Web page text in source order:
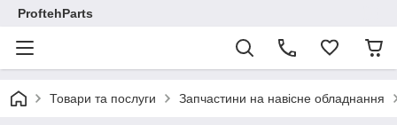
ProftehParts
Товари та послуги Запчастини на навісне обладнання